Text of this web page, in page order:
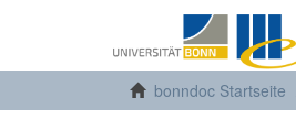
bonndoc Startseite